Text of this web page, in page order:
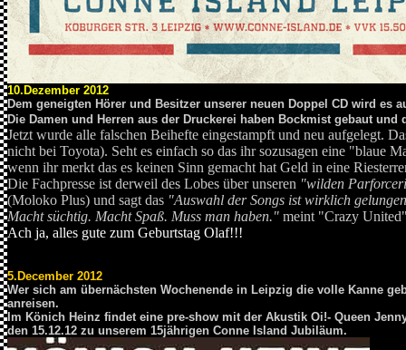
10.Dezember 2012
Dem geneigten Hörer und Besitzer unserer neuen Doppel CD wird
Die Damen und Herren aus der Druckerei haben Bockmist gebaut
Jetzt wurde alle falschen Beihefte eingestampft und neu aufgelegt.
nicht bei Toyota). Seht es einfach so das ihr sozusagen eine "blaue
wenn ihr merkt das es keinen Sinn gemacht hat Geld in eine
Die Fachpresse ist derweil des Lobes über unseren "wilden
(Moloko Plus) und sagt das "Auswahl der Songs ist wirklich
Macht süchtig. Macht Spaß. Muss man haben." meint "Crazy
Ach ja, alles gute zum Geburtstag Olaf!!!
5.December 2012
Wer sich am übernächsten Wochenende in Leipzig die volle Kanne
anreisen.
Im Könich Heinz findet eine pre-show mit der Akustik Oi!- Queen
den 15.12.12 zu unserem 15jährigen Conne Island Jubiläum.